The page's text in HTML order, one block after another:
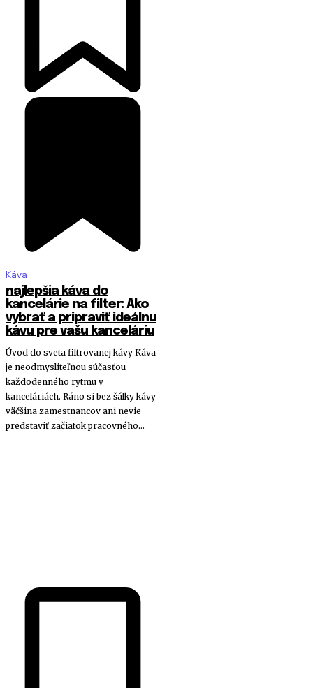
Káva
najlepšia káva do
kancelárie na filter: Ako
vybrať a pripraviť ideálnu
kávu pre vašu kanceláriu
Úvod do sveta filtrovanej kávy Káva
je neodmysliteľnou súčasťou
každodenného rytmu v
kanceláriách. Ráno si bez šálky kávy
väčšina zamestnancov ani nevie
predstaviť začiatok pracovného...